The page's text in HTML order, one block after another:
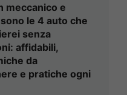
meccanico e
le 4 auto che
senza
affidabili,
da
e pratiche ogni